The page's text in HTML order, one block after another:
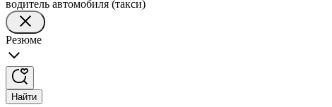
водитель автомобиля (такси)
Резюме
Найти